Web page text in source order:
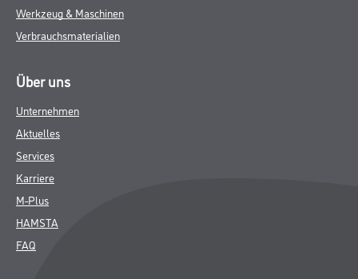
Werkzeug & Maschinen
Verbrauchsmaterialien
Über uns
Unternehmen
Aktuelles
Services
Karriere
M-Plus
HAMSTA
FAQ